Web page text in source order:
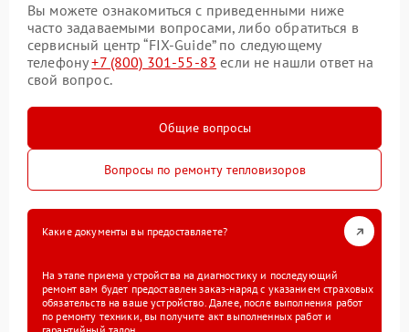
Вы можете ознакомиться с приведенными ниже
часто задаваемыми вопросами, либо обратиться в
сервисный центр “FIX-Guide” по следующему
телефону+7 (800) 301-55-83 если не нашли ответ на
свой вопрос.
Общие вопросы
Вопросы по ремонту тепловизоров
Какие документы вы предоставляете?
На этапе приема устройства на диагностику и последующий
ремонт вам будет предоставлен заказ-наряд с указанием страховых
обязательств на ваше устройство. Далее, после выполнения работ
по ремонту техники, вы получите акт выполненных работ и